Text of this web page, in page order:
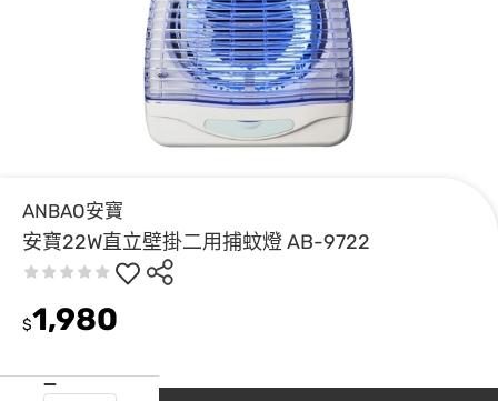
ANBAO安寶
安寶22W直立壁掛二用捕蚊燈 AB-9722
$1,980